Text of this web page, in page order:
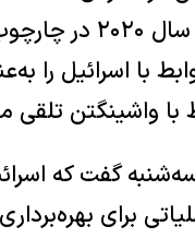
خود را با ایالات
با اسرائیل را
با واشینگتن تلقی
گفت که
برای